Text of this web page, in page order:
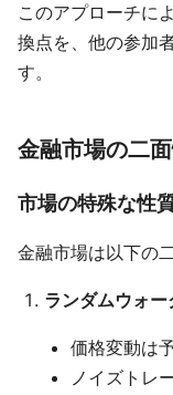
このアプローチに
換点を、他の参加
す。
金融市場の二
市場の特殊な性
金融市場は以下の
ランダムウォ
価格変動は
ノイズトレ